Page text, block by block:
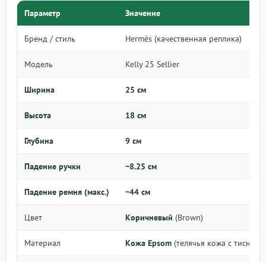
Параметр Значение
Бренд / стиль Hermès (качественная реплика)
Модель Kelly 25 Sellier
Ширина 25 см
Высота 18 см
Глубина 9 см
Падение ручки ~8.25 см
Падение ремня (макс.) ~44 см
Цвет Коричневый (Brown)
Материал Кожа Epsom (телячья кожа с